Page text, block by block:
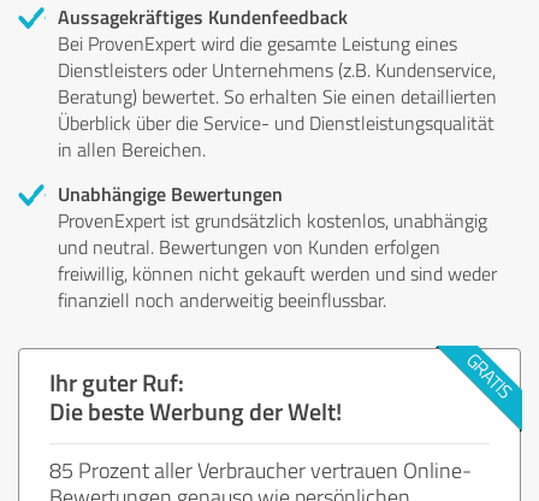
Aussagekräftiges Kundenfeedback
Bei ProvenExpert wird die gesamte Leistung eines
Dienstleisters oder Unternehmens (z.B. Kundenservice,
Beratung) bewertet. So erhalten Sie einen detaillierten
Überblick über die Service- und Dienstleistungsqualität
in allen Bereichen.
Unabhängige Bewertungen
ProvenExpert ist grundsätzlich kostenlos, unabhängig
und neutral. Bewertungen von Kunden erfolgen
freiwillig, können nicht gekauft werden und sind weder
finanziell noch anderweitig beeinflussbar.
Ihr guter Ruf:
Die beste Werbung der Welt!
85 Prozent aller Verbraucher vertrauen Online-